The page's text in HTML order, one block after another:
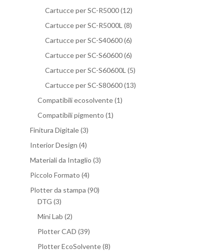
Cartucce per SC-R5000(12)
Cartucce per SC-R5000L (8)
Cartucce per SC-S40600(6)
Cartucce per SC-S60600(6)
Cartucce per SC-S60600L (5)
Cartucce per SC-S80600(13)
Compatibili ecosolvente(1)
Compatibili pigmento (1)
Finitura Digitale(3)
Interior Design (4)
Materiali da Intaglio (3)
Piccolo Formato (4)
Plotter da stampa (90)
DTG (3)
Mini Lab (2)
Plotter CAD (39)
Plotter EcoSolvente(8)